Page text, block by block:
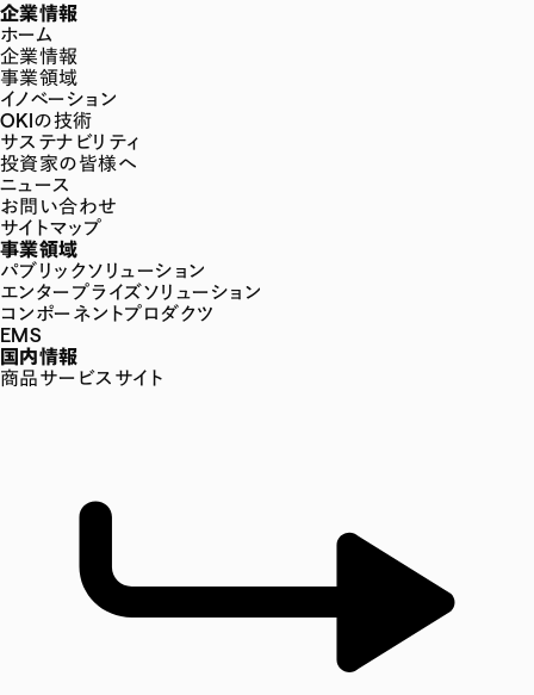
企業情報
ホーム
企業情報
事業領域
イノベーション
OKIの技術
サステナビリティ
投資家の皆様へ
ニュース
お問い合わせ
サイトマップ
事業領域
パブリックソリューション
エンタープライズソリューション
コンポーネントプロダクツ
EMS
国内情報
商品サービスサイト